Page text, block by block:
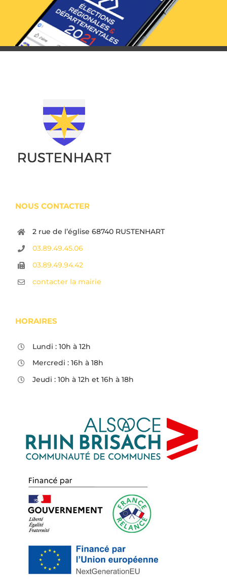
NOUS CONTACTER
2 rue de l’église 68740 RUSTENHART
03.89.49.45.06
03.89.49.94.42
contacter la mairie
HORAIRES
Lundi : 10h à 12h
Mercredi : 16h à 18h
Jeudi : 10h à 12h et 16h à 18h